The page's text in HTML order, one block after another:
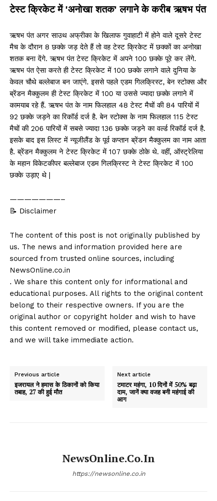
टेस्ट क्रिकेट में 'अनोखा शतक' लगाने के करीब ऋषभ पंत
ऋषभ पंत अगर साउथ अफ्रीका के खिलाफ गुवाहाटी में होने वाले दूसरे टेस्ट
मैच के दौरान 8 छक्के जड़ देते हैं तो वह टेस्ट क्रिकेट में छक्कों का अनोखा
शतक बना देंगे. ऋषभ पंत टेस्ट क्रिकेट में अपने 100 छक्के पूरे कर लेंगे.
ऋषभ पंत ऐसा करते ही टेस्ट क्रिकेट में 100 छक्के लगाने वाले दुनिया के
केवल चौथे बल्लेबाज बन जाएंगे. इससे पहले एडम गिलक्रिस्ट, बेन स्टोक्स और
ब्रेंडन मैक्कुलम ही टेस्ट क्रिकेट में 100 या उससे ज्यादा छक्के लगाने में
कामयाब रहे हैं. ऋषभ पंत के नाम फिलहाल 48 टेस्ट मैचों की 84 पारियों में
92 छक्के जड़ने का रिकॉर्ड दर्ज है. बेन स्टोक्स के नाम फिलहाल 115 टेस्ट
मैचों की 206 पारियों में सबसे ज्यादा 136 छक्के जड़ने का वर्ल्ड रिकॉर्ड दर्ज है.
इसके बाद इस लिस्ट में न्यूजीलैंड के पूर्व कप्तान ब्रेंडन मैक्कुलम का नाम आता
है. ब्रेंडन मैक्कुलम ने टेस्ट क्रिकेट में 107 छक्के ठोके थे. वहीं, ऑस्ट्रेलिया
के महान विकेटकीपर बल्लेबाज एडम गिलक्रिस्ट ने टेस्ट क्रिकेट में 100
छक्के उड़ाए थे |
———————–
📝 Disclaimer
The content of this post is not originally published by
us. The news and information provided here are
sourced from trusted online sources, including
NewsOnline.co.in
. We share this content only for informational and
educational purposes. All rights to the original content
belong to their respective owners. If you are the
original author or copyright holder and wish to have
this content removed or modified, please contact us,
and we will take immediate action.
Previous article
इजरायल ने हमास के ठिकानों को किया
तबाह, 27 की हुई मौत
Next article
टमाटर महंगा, 10 दिनों में 50% बढ़ा
दाम, जानें क्या वजह बनी महंगाई की
आग
NewsOnline.co.in
https://newsonline.co.in